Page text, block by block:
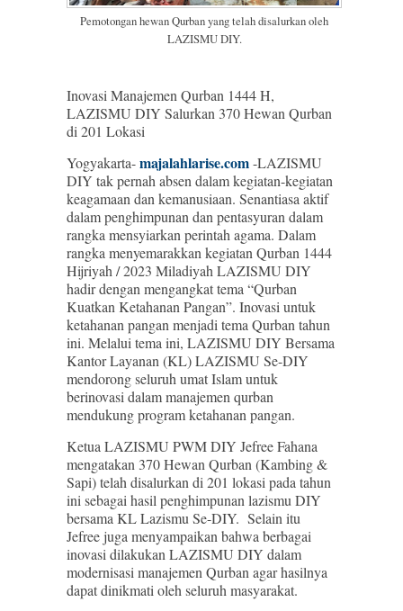
Pemotongan hewan Qurban yang telah disalurkan oleh
LAZISMU DIY.
Inovasi Manajemen Qurban 1444 H,
LAZISMU DIY Salurkan 370 Hewan Qurban
di 201 Lokasi
Yogyakarta-majalahlarise.com-LAZISMU
DIY tak pernah absen dalam kegiatan-kegiatan
keagamaan dan kemanusiaan. Senantiasa aktif
dalam penghimpunan dan pentasyuran dalam
rangka mensyiarkan perintah agama. Dalam
rangka menyemarakkan kegiatan Qurban 1444
Hijriyah / 2023 Miladiyah LAZISMU DIY
hadir dengan mengangkat tema “Qurban
Kuatkan Ketahanan Pangan”. Inovasi untuk
ketahanan pangan menjadi tema Qurban tahun
ini. Melalui tema ini, LAZISMU DIY Bersama
Kantor Layanan (KL) LAZISMU Se-DIY
mendorong seluruh umat Islam untuk
berinovasi dalam manajemen qurban
mendukung program ketahanan pangan.
Ketua LAZISMU PWM DIY Jefree Fahana
mengatakan 370 Hewan Qurban (Kambing &
Sapi) telah disalurkan di 201 lokasi pada tahun
ini sebagai hasil penghimpunan lazismu DIY
bersama KL Lazismu Se-DIY. Selain itu
Jefree juga menyampaikan bahwa berbagai
inovasi dilakukan LAZISMU DIY dalam
modernisasi manajemen Qurban agar hasilnya
dapat dinikmati oleh seluruh masyarakat.